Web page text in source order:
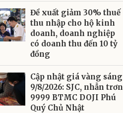
Đề xuất giảm 30% thuế
thu nhập cho hộ kinh
doanh, doanh nghiệp
có doanh thu đến 10 tỷ
đồng
Cập nhật giá vàng sáng
9/8/2026: SJC, nhẫn trơn
9999 BTMC DOJI Phú
Quý Chủ Nhật